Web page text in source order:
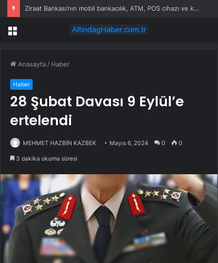
Ziraat Bankası’nın mobil bankacılık, ATM, POS cihazı ve kart hizmetleri çöktü
Menü
Anasayfa / Haber
Haber
28 Şubat Davası 9 Eylül’e
ertelendi
MEHMET HAZBİN KAZBEK Mayıs 6, 2024 0 0
3 dakika okuma süresi